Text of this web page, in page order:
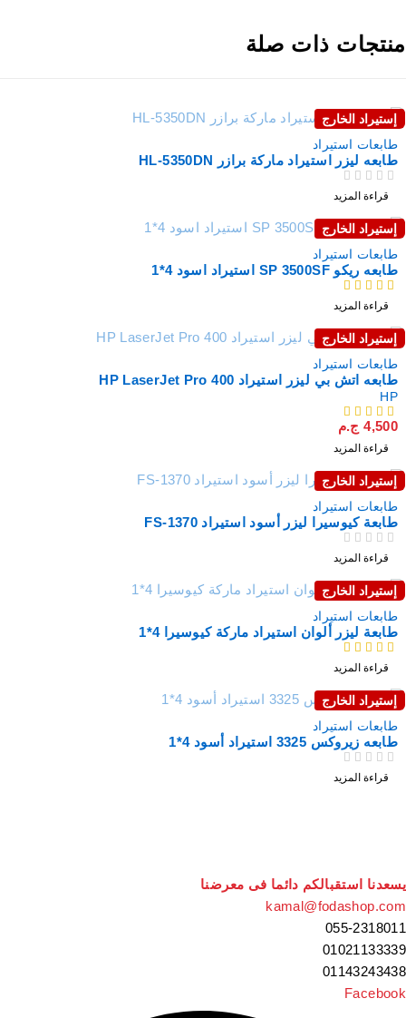
ذات صلة
إستيراد الخارج
طابعات استيراد
طابعه ليزر استيراد ماركة برازر HL-5350DN
قراءة المزيد
إستيراد الخارج
طابعات استيراد
طابعه ريكو SP 3500SF استيراد اسود 4*1
قراءة المزيد
إستيراد الخارج
طابعات استيراد
طابعه اتش بي ليزر استيراد HP LaserJet Pro 400
HP
4,500 ج.م
قراءة المزيد
إستيراد الخارج
طابعات استيراد
طابعة كيوسيرا ليزر أسود استيراد FS-1370
قراءة المزيد
إستيراد الخارج
طابعات استيراد
طابعة ليزر ألوان استيراد ماركة كيوسيرا 4*1
قراءة المزيد
إستيراد الخارج
طابعات استيراد
طابعه زيروكس 3325 استيراد أسود 4*1
قراءة المزيد
استقبالكم دائما فى معرضنا
055-